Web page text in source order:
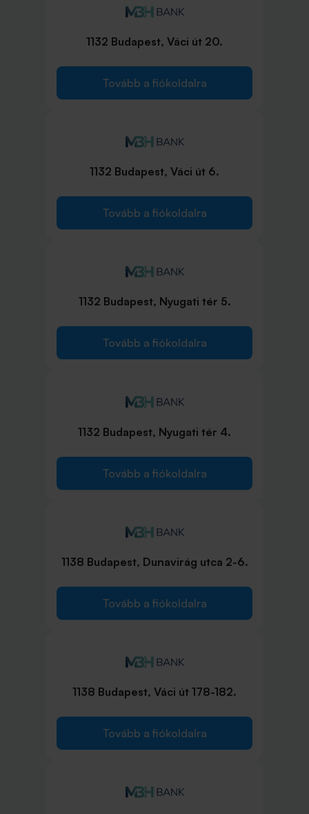
1132 Budapest, Váci út 20.
Tovább a fiókoldalra
1132 Budapest, Váci út 6.
Tovább a fiókoldalra
1132 Budapest, Nyugati tér 5.
Tovább a fiókoldalra
1132 Budapest, Nyugati tér 4.
Tovább a fiókoldalra
1138 Budapest, Dunavirág utca 2-6.
Tovább a fiókoldalra
1138 Budapest, Váci út 178-182.
Tovább a fiókoldalra